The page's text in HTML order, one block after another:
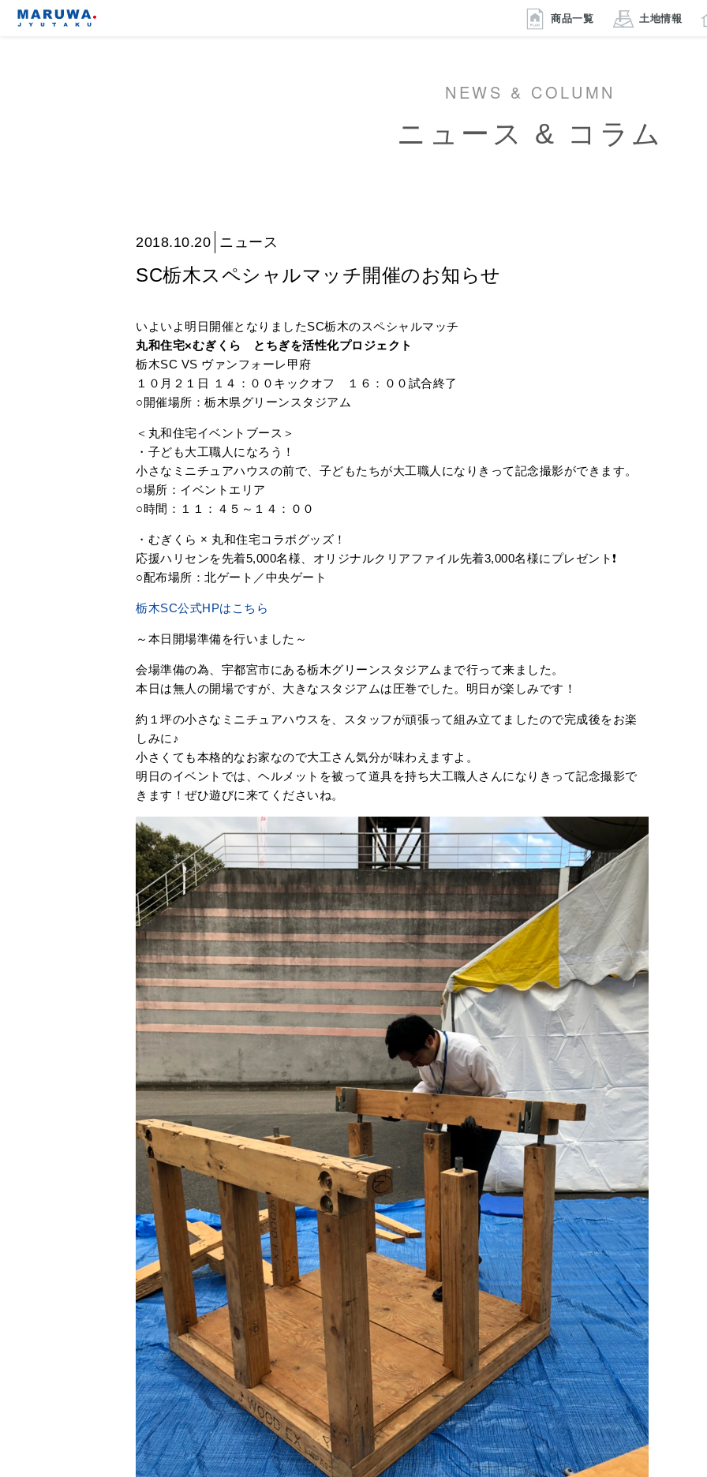
商品一覧 土地情報
NEWS & COLUMN
ニュース & コラム
2018.10.20 ニュース
SC栃木スペシャルマッチ開催のお知らせ
いよいよ明日開催となりましたSC栃木のスペシャルマッチ
丸和住宅×むぎくら とちぎを活性化プロジェクト
栃木SC VS ヴァンフォーレ甲府
１０月２１日 １４：００キックオフ １６：００試合終了
○開催場所：栃木県グリーンスタジアム
＜丸和住宅イベントブース＞
・子ども大工職人になろう！
小さなミニチュアハウスの前で、子どもたちが大工職人になりきって記念撮影ができます。
○場所：イベントエリア
○時間：１１：４５～１４：００
・むぎくら × 丸和住宅コラボグッズ！
応援ハリセンを先着5,000名様、オリジナルクリアファイル先着3,000名様にプレゼント❗
○配布場所：北ゲート／中央ゲート
栃木SC公式HPはこちら
～本日開場準備を行いました～
会場準備の為、宇都宮市にある栃木グリーンスタジアムまで行って来ました。
本日は無人の開場ですが、大きなスタジアムは圧巻でした。明日が楽しみです！
約１坪の小さなミニチュアハウスを、スタッフが頑張って組み立てましたので完成後をお楽
しみに♪
小さくても本格的なお家なので大工さん気分が味わえますよ。
明日のイベントでは、ヘルメットを被って道具を持ち大工職人さんになりきって記念撮影で
きます！ぜひ遊びに来てくださいね。